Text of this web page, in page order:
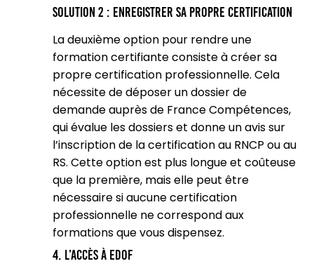
Solution 2 : enregistrer sa propre certification
La deuxième option pour rendre une
formation certifiante consiste à créer sa
propre certification professionnelle. Cela
nécessite de déposer un dossier de
demande auprès de France Compétences,
qui évalue les dossiers et donne un avis sur
l’inscription de la certification au RNCP ou au
RS. Cette option est plus longue et coûteuse
que la première, mais elle peut être
nécessaire si aucune certification
professionnelle ne correspond aux
formations que vous dispensez.
4. L’accès à EDOF